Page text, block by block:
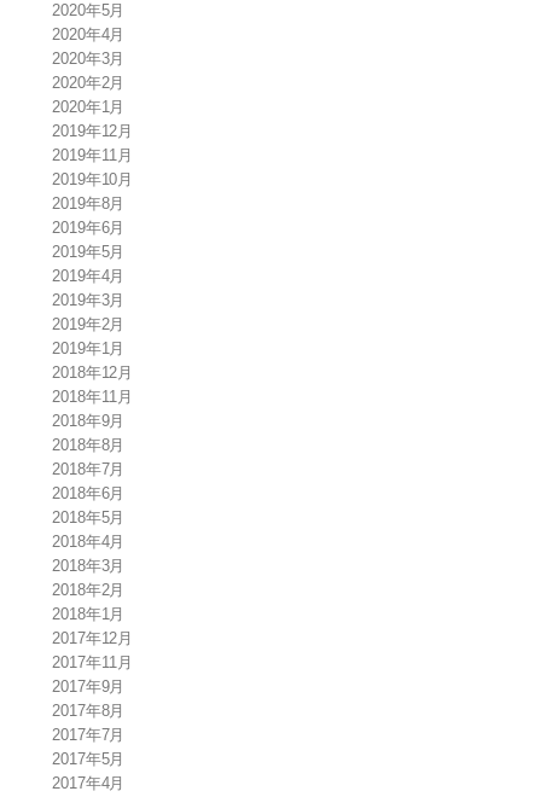
2020年5月
2020年4月
2020年3月
2020年2月
2020年1月
2019年12月
2019年11月
2019年10月
2019年8月
2019年6月
2019年5月
2019年4月
2019年3月
2019年2月
2019年1月
2018年12月
2018年11月
2018年9月
2018年8月
2018年7月
2018年6月
2018年5月
2018年4月
2018年3月
2018年2月
2018年1月
2017年12月
2017年11月
2017年9月
2017年8月
2017年7月
2017年5月
2017年4月